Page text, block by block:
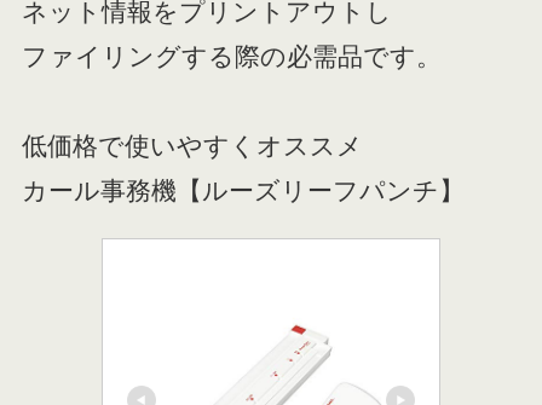
ネット情報をプリントアウトし
ファイリングする際の必需品です。
低価格で使いやすくオススメ
カール事務機【ルーズリーフパンチ】